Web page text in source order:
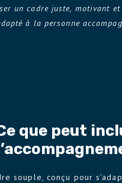
un cadre juste, motivant
à la personne
que peut
souple, conçu pour